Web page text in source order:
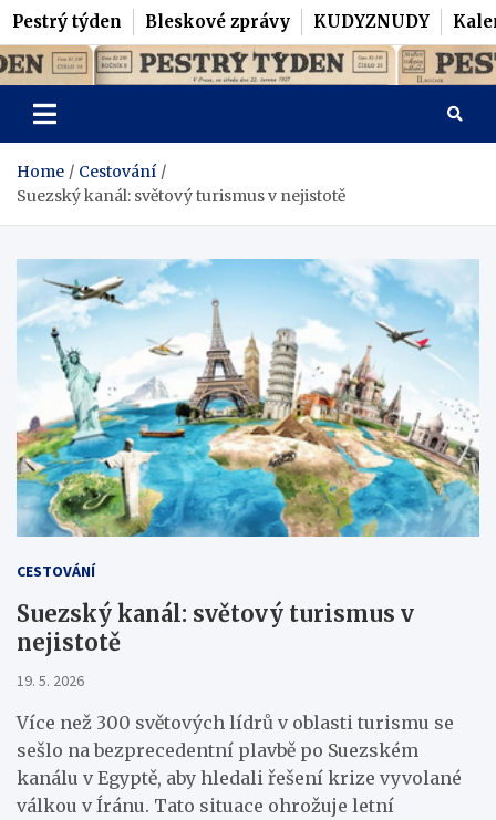
Pestrý týden Bleskové zprávy KUDYZNUDY
Skip
to
content
Pestrý Týden
Home
Cestování
Suezský kanál: světový turismus v nejistotě
CESTOVÁNÍ
Suezský kanál: světový turismus v
nejistotě
19. 5. 2026
Více než 300 světových lídrů v oblasti turismu se
sešlo na bezprecedentní plavbě po Suezském
kanálu v Egyptě, aby hledali řešení krize vyvolané
válkou v Íránu. Tato situace ohrožuje letní